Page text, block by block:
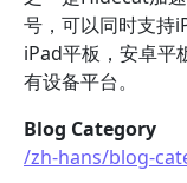
号，可以同时支持
iPad平板，安卓
有设备平台。
Blog Category
/zh-hans/blog-